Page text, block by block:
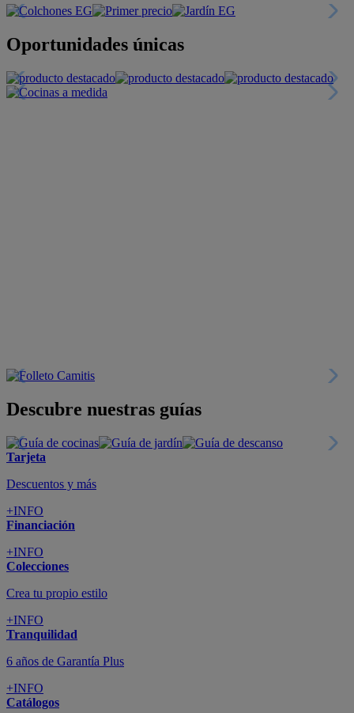
Oportunidades únicas
Descubre nuestras guías
Tarjeta
Descuentos y más
+INFO
Financiación
+INFO
Colecciones
Crea tu propio estilo
+INFO
Tranquilidad
6 años de Garantía Plus
+INFO
Catálogos